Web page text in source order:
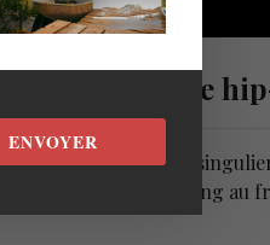
par le funk, le
dans un univers
styles qui va du swing au
ENVOYER